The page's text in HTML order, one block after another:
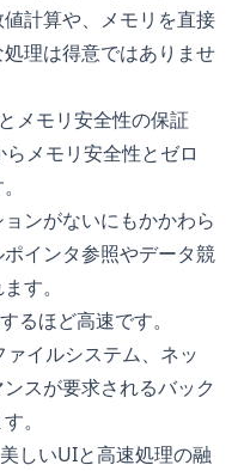
計算や、メモリを直接
理は得意ではありませ
メモリ安全性の保証
メモリ安全性とゼロ
ンがないにもかかわら
インタ参照やデータ競
す。
るほど高速です。
イルシステム、ネッ
スが要求されるバック
。
しいUIと高速処理の融